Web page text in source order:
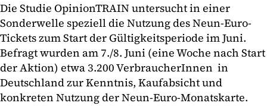
Die Studie OpinionTRAIN untersucht in einer
Sonderwelle speziell die Nutzung des Neun-Euro-
Tickets zum Start der Gültigkeitsperiode im Juni.
Befragt wurden am 7./8. Juni (eine Woche nach Start
der Aktion) etwa 3.200 VerbraucherInnen in
Deutschland zur Kenntnis, Kaufabsicht und
konkreten Nutzung der Neun-Euro-Monatskarte.